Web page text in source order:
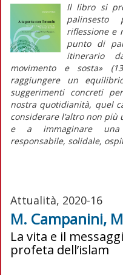
Il libro si
palinsesto
riflessione e
punto di
itinerario
movimento e sosta»
raggiungere un
suggerimenti concreti
nostra quotidianità, quel
considerare l’altro non
e a immaginare una
responsabile, solidale,
Attualità, 2020-16
M. Campanini,
La vita e il
profeta dell’islam